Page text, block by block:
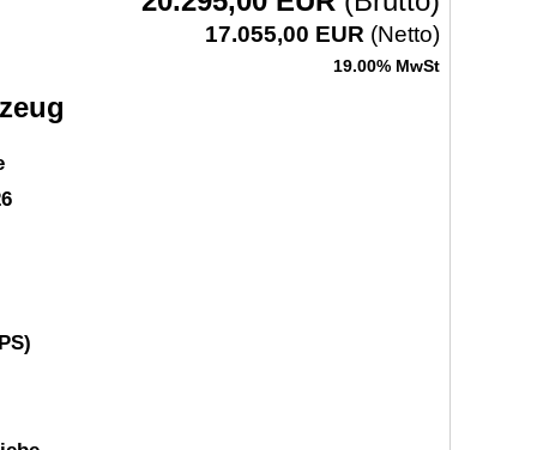
17.055,00 EUR (Netto)
19.00% MwSt